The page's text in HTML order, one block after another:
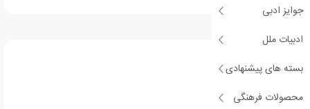
جوایز ادبی
ادبیات ملل
بسته های پیشنهادی
محصولات فرهنگی
درباره ایروینگ استون